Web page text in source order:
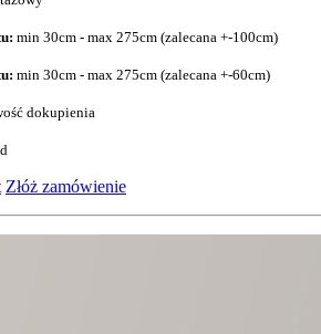
min 30cm - max 275cm (zalecana +-100cm)
min 30cm - max 275cm (zalecana +-60cm)
dokupienia
Złóż zamówienie